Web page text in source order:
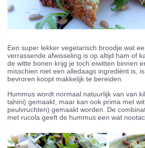
Een super lekker vegetarisch broodje wat
verrassende afwisseling is op altijd ham of
de witte bonen krijg je toch eiwitten binnen
misschien niet een alledaags ingrediënt is,
bevroren koopt makkelijk te bereiden.
Hummus wordt normaal natuurlijk van van
tahini) gemaakt, maar kan ook prima met
peulvruchten) gemaakt worden. De
met rucola geeft de hummus een wat